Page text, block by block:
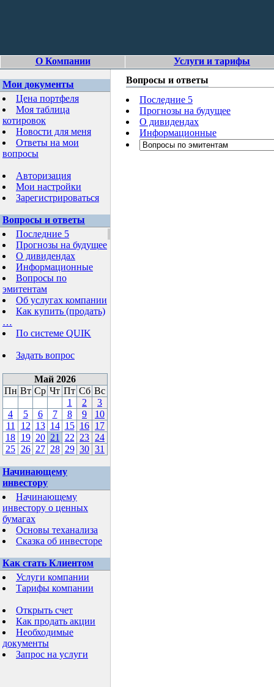
О Компании Услуги и тарифы
Мои документы
Цена портфеля
Моя таблица
котировок
Новости для меня
Ответы на мои
вопросы
Авторизация
Мои настройки
Зарегистрироваться
Вопросы и ответы
Последние 5
Прогнозы на будущее
О дивидендах
Информационные
Вопросы по
эмитентам
Об услугах компании
Как купить (продать)
…
По системе QUIK
Задать вопрос
Май 2026
Пн Вт Ср Чт Пт Сб Вс
1
2
3
4
5 6 7 8 9
10
11
12 13 14 15 16 17
18 19 20 21 22 23 24
25 26 27 28 29 30 31
Начинающему
инвестору
Начинающему
инвестору о ценных
бумагах
Основы теханализа
Сказка об инвесторе
Как стать Клиентом
Услуги компании
Тарифы компании
Открыть счет
Как продать акции
Необходимые
документы
Запрос на услуги
Вопросы и ответы
Последние 5
Прогнозы на будущее
О дивидендах
Информационные